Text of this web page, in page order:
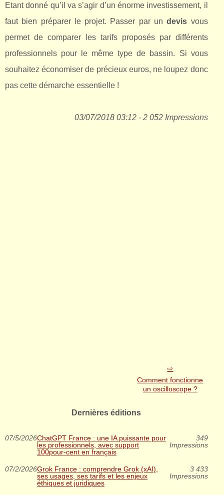
Etant donné qu’il va s’agir d’un énorme investissement, il
faut bien préparer le projet. Passer par undevis vous
permet de comparer les tarifs proposés par différents
professionnels pour le même type de bassin. Si vous
souhaitez économiser de précieux euros, ne loupez donc
pas cette démarche essentielle !
03/07/2018 03:12 - 2 052 Impressions
Comment fonctionne
un oscilloscope ?
Dernières éditions
07/5/2026ChatGPT France : une IA puissante pour
les professionnels, avec support
100pour-cent en français
349
Impressions
07/2/2026Grok France : comprendre Grok (xAI),
ses usages, ses tarifs et les enjeux
éthiques et juridiques
3 433
Impressions